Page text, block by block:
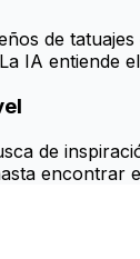
de
IA entiende
de
encontrar